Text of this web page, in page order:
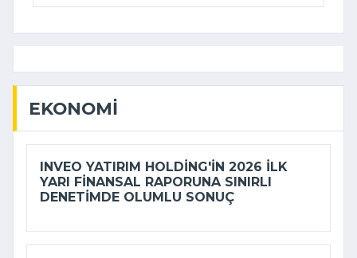
EKONOMI
INVEO YATIRIM HOLDING'IN 2026 ILK
YARI FINANSAL RAPORUNA SINIRLI
DENETIMDE OLUMLU SONUÇ